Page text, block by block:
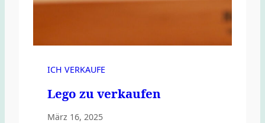
ICH VERKAUFE
Lego zu verkaufen
März 16, 2025